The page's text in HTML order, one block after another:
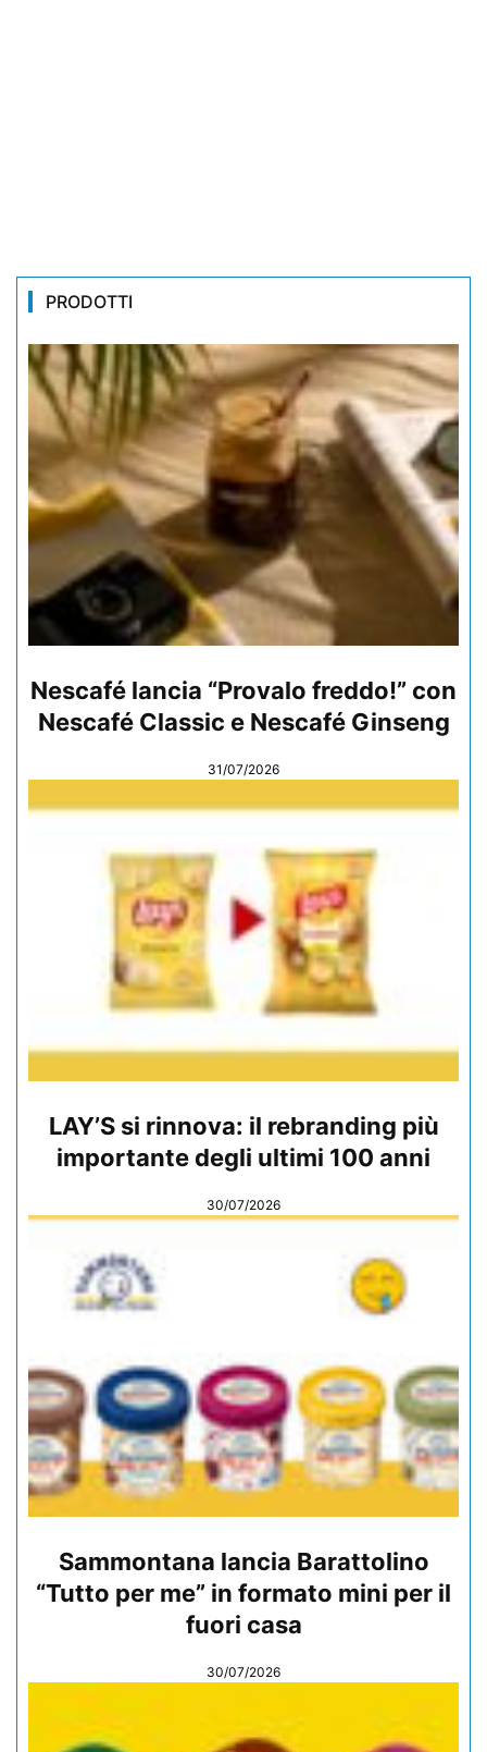
PRODOTTI
Nescafé lancia “Provalo freddo!” con
Nescafé Classic e Nescafé Ginseng
31/07/2026
LAY’S si rinnova: il rebranding più
importante degli ultimi 100 anni
30/07/2026
Sammontana lancia Barattolino
“Tutto per me” in formato mini per il
fuori casa
30/07/2026